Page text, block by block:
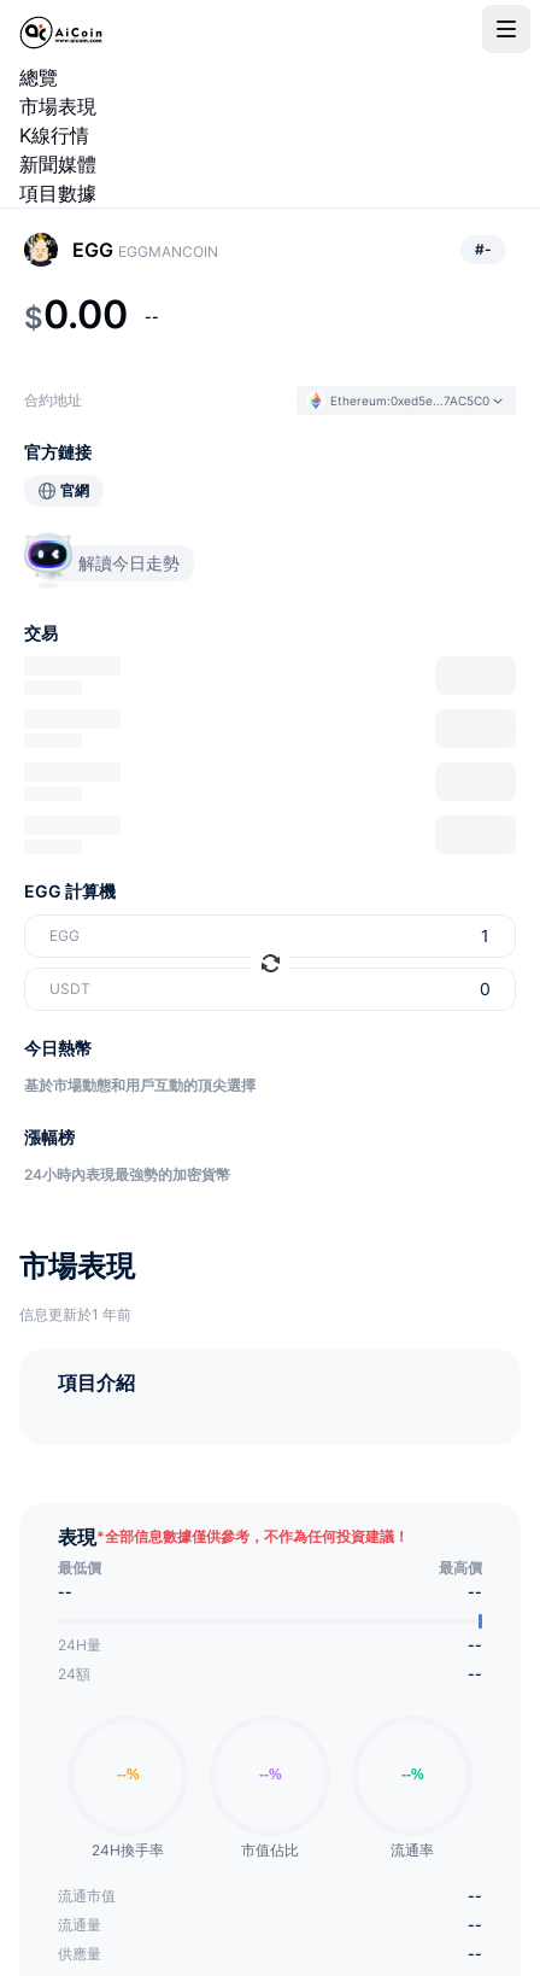
總覽
市場表現
K線行情
新聞媒體
項目數據
市場表現
信息更新於1 年前
項目介紹
表現*全部信息數據僅供參考，不作為任何投資建議！
最低價
最高價
--
--
24H量
--
24額
--
24H換手率 市值佔比 流通率
流通市值
--
流通量
--
供應量
--
EGG EGGMANCOIN #-
$0.00 --
合約地址 Ethereum:0xed5e...7AC5C0
官方鏈接
官網
解讀今日走勢
交易
EGG 計算機
EGG
USDT
今日熱幣
基於市場動態和用戶互動的頂尖選擇
漲幅榜
24小時內表現最強勢的加密貨幣